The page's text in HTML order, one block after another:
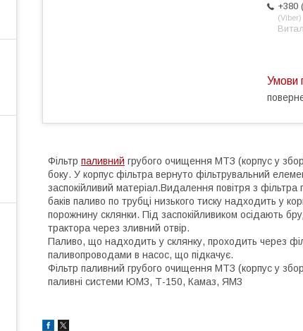
+380
Viber
Фільтр паливний грубого очищення МТЗ (корпус у
боку. У корпус фільтра вернуто фільтрувальний
заспокійливий матеріал.Видалення повітря з
баків паливо по трубці низького тиску надходить у
порожнину склянки. Під заспокійливиком осідають
трактора через зливний отвір.
Паливо, що надходить у склянку, проходить через
паливопроводами в насос, що підкачує.
Фільтр паливний грубого очищення МТЗ (корпус у
паливні системи ЮМЗ, Т-150, Камаз, ЯМЗ